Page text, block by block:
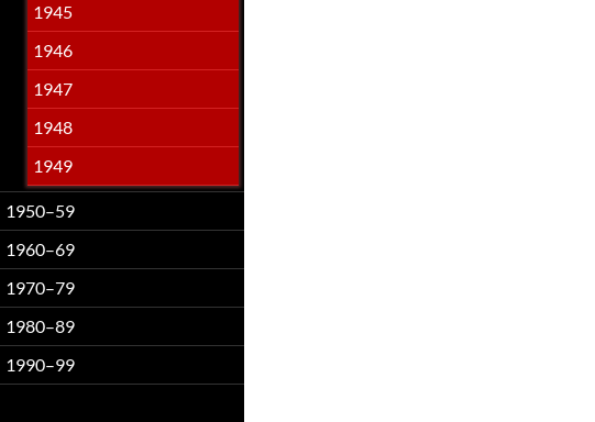
1945
1946
1947
1948
1949
1950–59
1960–69
1970–79
1980–89
1990–99